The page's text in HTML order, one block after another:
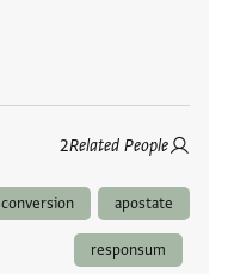
Related People
2
apostate
conversion
responsum